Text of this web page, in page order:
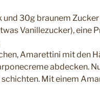
30g braunem
Vanillezucker), eine
Amarettini mit den
abdecken.
Mit einem